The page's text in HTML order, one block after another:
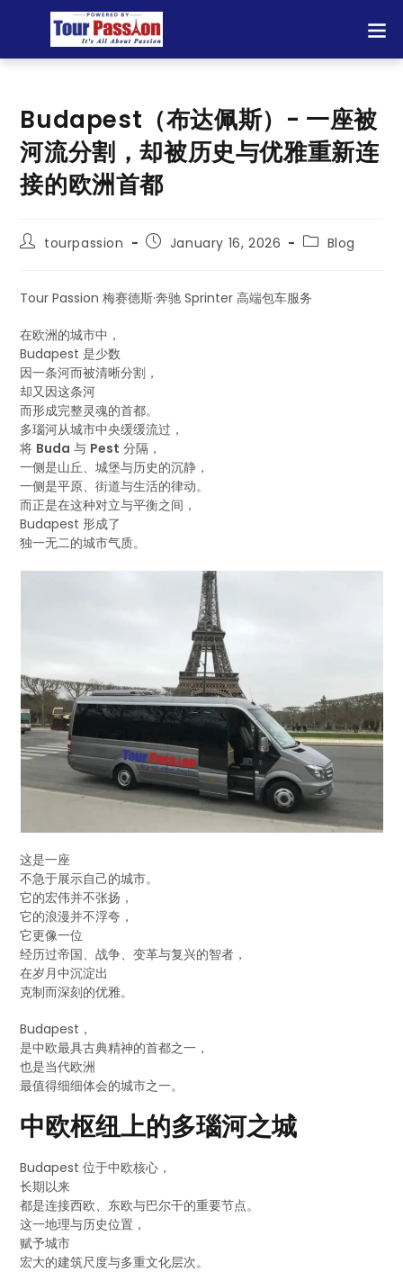
Budapest（布达佩斯）- 一座被
河流分割，却被历史与优雅重新连
接的欧洲首都
tourpassion January 16, 2026 Blog
Tour Passion 梅赛德斯·奔驰 Sprinter 高端包车服务
在欧洲的城市中，
Budapest 是少数
因一条河而被清晰分割，
却又因这条河
而形成完整灵魂的首都。
多瑙河从城市中央缓缓流过，
将 Buda 与 Pest 分隔，
一侧是山丘、城堡与历史的沉静，
一侧是平原、街道与生活的律动。
而正是在这种对立与平衡之间，
Budapest 形成了
独一无二的城市气质。
这是一座
不急于展示自己的城市。
它的宏伟并不张扬，
它的浪漫并不浮夸，
它更像一位
经历过帝国、战争、变革与复兴的智者，
在岁月中沉淀出
克制而深刻的优雅。
Budapest，
是中欧最具古典精神的首都之一，
也是当代欧洲
最值得细细体会的城市之一。
中欧枢纽上的多瑙河之城
Budapest 位于中欧核心，
长期以来
都是连接西欧、东欧与巴尔干的重要节点。
这一地理与历史位置，
赋予城市
宏大的建筑尺度与多重文化层次。